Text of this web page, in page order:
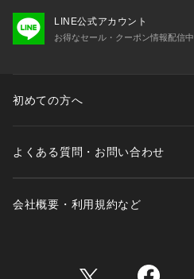
LINE公式アカウント
お得なセール・クーポン情報配信中
初めての方へ
よくある質問・お問い合わせ
会社概要・利用規約など